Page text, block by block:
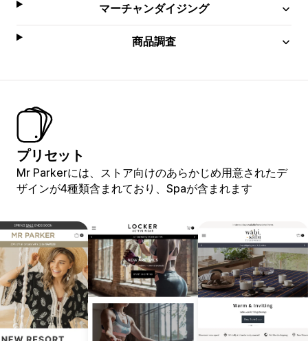
マーチャンダイジング
商品調査
プリセット
Mr Parkerには、ストア向けのあらかじめ用意されたデ
ザインが4種類含まれており、Spaが含まれます